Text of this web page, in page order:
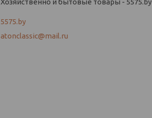
5575.by
atonclassic@mail.ru